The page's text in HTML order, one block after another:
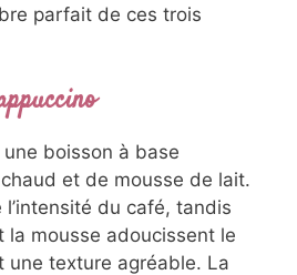
parfait de ces trois
boisson à base
et de mousse de lait.
l’intensité du café, tandis
la mousse adoucissent le
une texture agréable. La